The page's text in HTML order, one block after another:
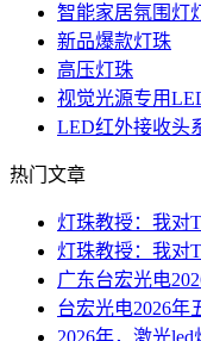
智能家居氛围灯
新品爆款灯珠
高压灯珠
视觉光源专用
LED红外接收头
热门文章
灯珠教授：我对
灯珠教授：我对
广东台宏光电
台宏光电2026年
2026年，激光